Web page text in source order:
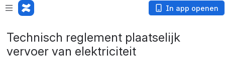
In app openen
Technisch reglement plaatselijk
vervoer van elektriciteit